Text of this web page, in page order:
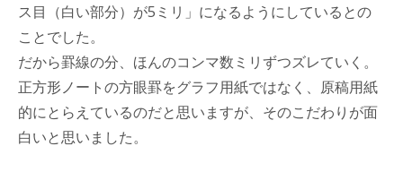
ス目（白い部分）が5ミリ」になるようにしているとの
ことでした。
だから罫線の分、ほんのコンマ数ミリずつズレていく。
正方形ノートの方眼罫をグラフ用紙ではなく、原稿用紙
的にとらえているのだと思いますが、そのこだわりが面
白いと思いました。